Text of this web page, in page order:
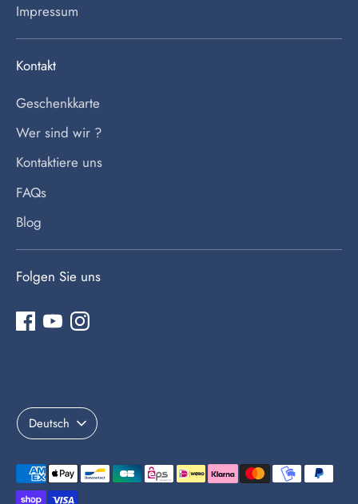
Impressum
Kontakt
Geschenkkarte
Wer sind wir ?
Kontaktiere uns
FAQs
Blog
Folgen Sie uns
Sprache
Deutsch
Akzeptierte
Zahlungsarten